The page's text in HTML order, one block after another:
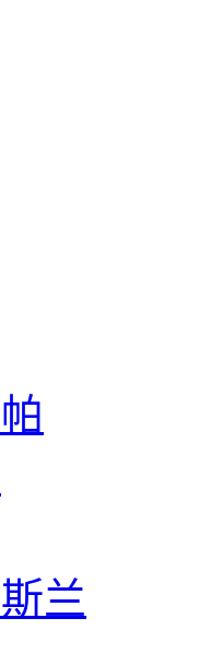
兰